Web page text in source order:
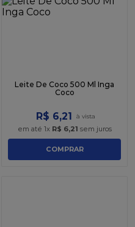
Leite De Coco 500 Ml Inga
Coco
R$ 6,21
em até 1x R$ 6,21 sem juros
COMPRAR